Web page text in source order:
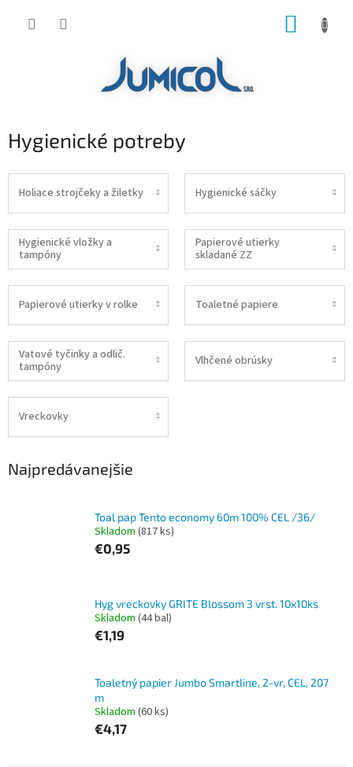
Hygienické potreby
Holiace strojčeky a žiletky Hygienické sáčky
Hygienické vložky a
tampóny
Papierové utierky
skladané ZZ
Papierové utierky v rolke Toaletné papiere
Vatové tyčinky a odlič.
tampóny
Vlhčené obrúsky
Vreckovky
Najpredávanejšie
Toal pap Tento economy 60m 100% CEL /36/
Skladom (817 ks)
€0,95
Hyg vreckovky GRITE Blossom 3 vrst. 10x10ks
Skladom (44 bal)
€1,19
Toaletný papier Jumbo Smartline, 2-vr, CEL, 207
m
Skladom (60 ks)
€4,17